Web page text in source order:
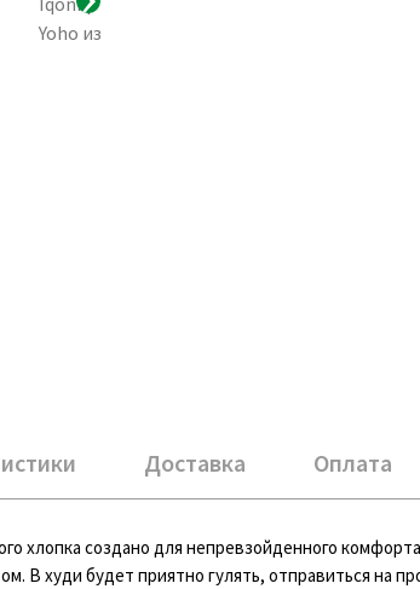
Доставка Оплата
хлопка создано для непревзойденного
В худи будет приятно гулять, отправиться на